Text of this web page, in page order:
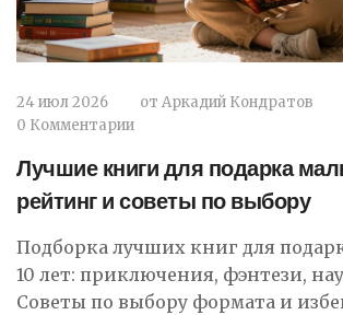
24 июл 2026 от Аркадий Кондратов
0 Комментарии
Лучшие книги для подарка
рейтинг и советы по выбору
Подборка лучших книг для
10 лет: приключения, фэнтези,
Советы по выбору формата и